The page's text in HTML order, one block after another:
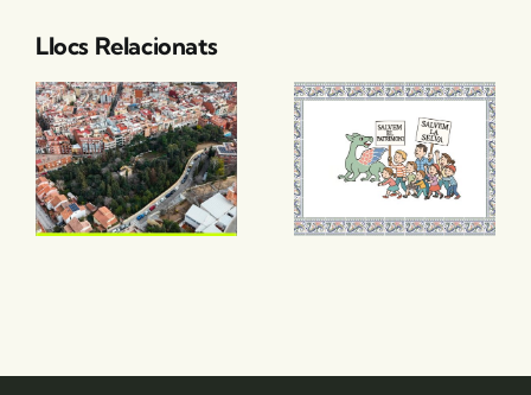
Llocs Relacionats
Manifest
Salvem El
Patrimoni,
Salvem La